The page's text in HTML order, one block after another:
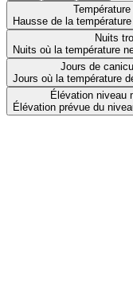
Hausse de la
Nuits
Nuits où la température
Jours de
Jours où la température
Élévation niveau
Élévation prévue du